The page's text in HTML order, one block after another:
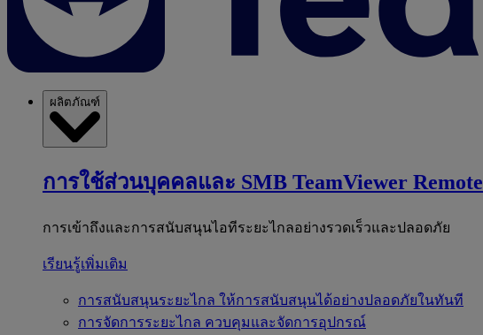
ผลิตภัณฑ์
การใช้ส่วนบุคคลและ SMB TeamViewer Remote
การเข้าถึงและการสนับสนุนไอทีระยะไกลอย่างรวดเร็วและปลอดภัย
เรียนรู้เพิ่มเติม
การสนับสนุนระยะไกล ให้การสนับสนุนได้อย่างปลอดภัยในทันที
การจัดการระยะไกล ควบคุมและจัดการอุปกรณ์